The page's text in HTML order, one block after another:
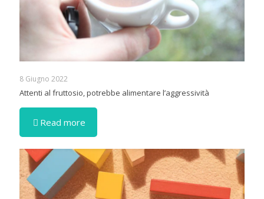
8 Giugno 2022
Attenti al fruttosio, potrebbe alimentare l’aggressività
Read more